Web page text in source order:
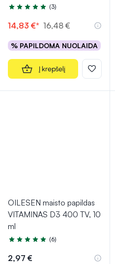
Įvertinimas 4.7 iš 5
(3)
14,83 €* 16,48 €
% PAPILDOMA NUOLAIDA
Į krepšelį
OILESEN maisto papildas
VITAMINAS D3 400 TV, 10
ml
Įvertinimas 4.8 iš 5
(6)
2,97 €